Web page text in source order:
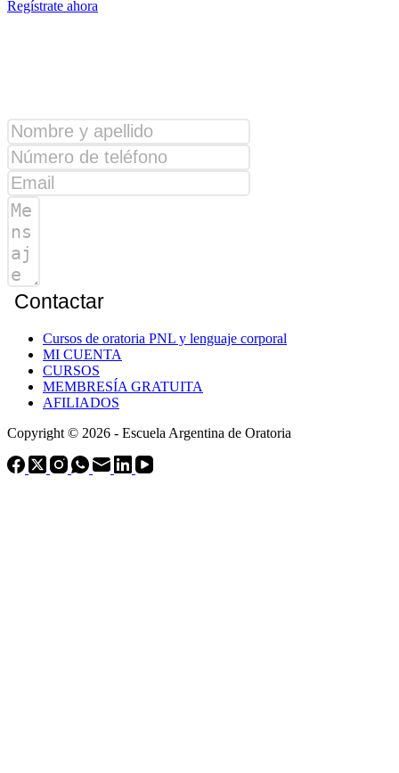
Regístrate ahora
Contactar
Cursos de oratoria PNL y lenguaje corporal
MI CUENTA
CURSOS
MEMBRESÍA GRATUITA
AFILIADOS
Copyright © 2026 - Escuela Argentina de Oratoria